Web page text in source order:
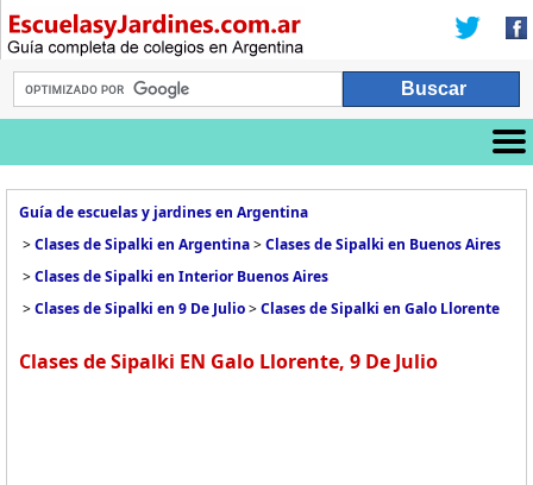
Guía de escuelas y jardines en Argentina
>Clases de Sipalki en Argentina>Clases de Sipalki en Buenos Aires
>Clases de Sipalki en Interior Buenos Aires
>Clases de Sipalki en 9 De Julio>Clases de Sipalki en Galo Llorente
Clases de Sipalki EN Galo Llorente, 9 De Julio